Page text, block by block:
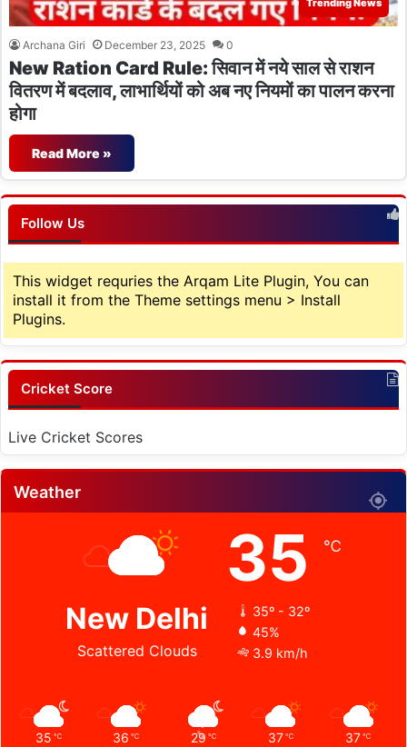
Trending News
Archana Giri December 23, 2025 0
New Ration Card Rule: सिवान में नये साल से राशन
वितरण में बदलाव, लाभार्थियों को अब नए नियमों का पालन करना
होगा
Read More »
Follow Us
This widget requries the Arqam Lite Plugin, You can
install it from the Theme settings menu > Install
Plugins.
Cricket Score
Live Cricket Scores
Weather
New Delhi
Scattered Clouds
35 ℃
35º - 32º
45%
3.9 km/h
35 ℃ 36 ℃ 29 ℃ 37 ℃ 37 ℃